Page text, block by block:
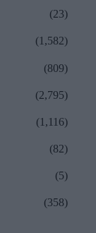
(23)
(1,582)
(809)
(2,795)
(1,116)
(82)
(5)
(358)